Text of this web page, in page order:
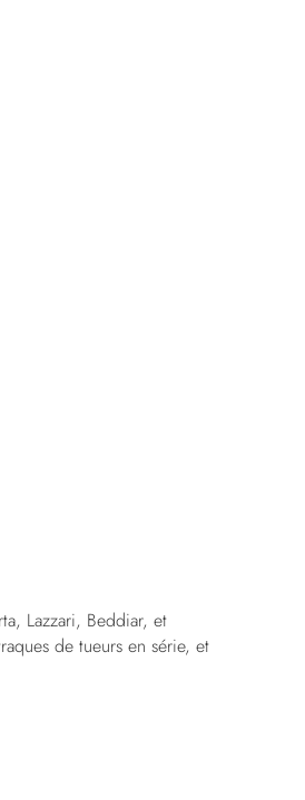
Lazzari, Beddiar, et
de tueurs en série, et